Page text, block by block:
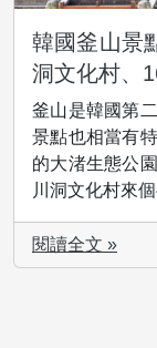
韓國釜山景
洞文化村、
釜山是韓國第
景點也相當有
的大渚生態公
川洞文化村來
閱讀全文 »